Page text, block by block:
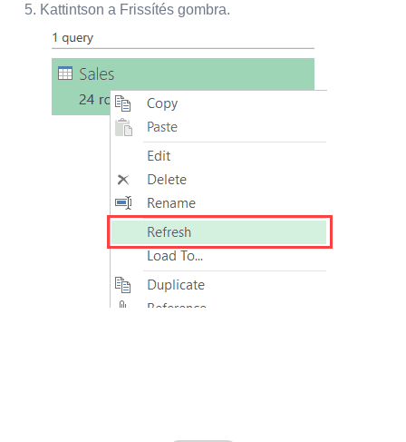
Kattintson a Frissítés gombra.